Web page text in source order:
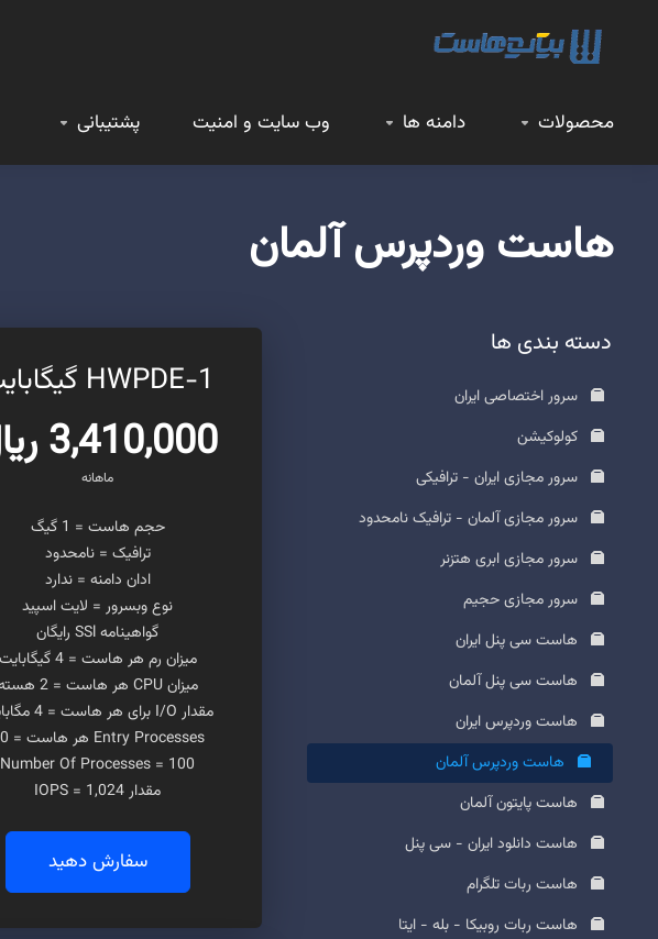
محصولات دامنه ها وب سایت و امنیت پشتیبانی
هاست وردپرس آلمان
دسته بندی ها
سرور اختصاصی ایران
کولوکیشن
سرور مجازی ایران - ترافیکی
سرور مجازی آلمان - ترافیک نامحدود
سرور مجازی ابری هتزنر
سرور مجازی حجیم
هاست سی پنل ایران
هاست سی پنل آلمان
هاست وردپرس ایران
هاست وردپرس آلمان
هاست پایتون آلمان
هاست دانلود ایران - سی پنل
هاست ربات تلگرام
هاست ربات روبیکا - بله - ایتا
HWPDE-1 گیگابایت
3,410,000 ریال
ماهانه
حجم هاست = 1 گیگ
ترافیک = نامحدود
ادان دامنه = ندارد
نوع وبسرور = لایت اسپید
گواهینامه SSl رایگان
میزان رم هر هاست = 4 گیگابایت
میزان CPU هر هاست = 2 هسته
مقدار I/O برای هر هاست = 4 مگابایت
Entry Processes هر هاست = 40
Number Of Processes = 100
مقدار IOPS = 1,024
سفارش دهید